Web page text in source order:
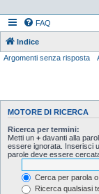
FAQ
Indice
Argomenti senza risposta
MOTORE DI RICERCA
Ricerca per termini:
Metti un + davanti alla
essere ignorata. Inserisci
parole deve essere
Cerca per parola
Ricerca qualsiasi